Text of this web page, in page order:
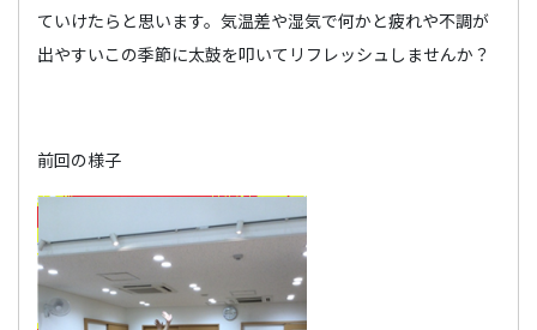
ていけたらと思います。気温差や湿気で何かと疲れや不調が
出やすいこの季節に太鼓を叩いてリフレッシュしませんか？
前回の様子